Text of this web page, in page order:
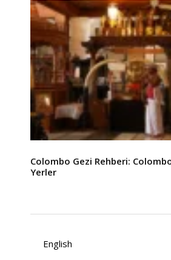
Colombo Gezi Rehberi:
Yerler
English